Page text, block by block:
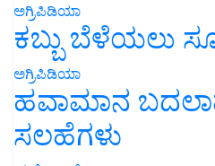
ಅಗ್ರಿಪಿಡಿಯಾ
ಕಬ್ಬು ಬೆಳೆಯಲು
ಅಗ್ರಿಪಿಡಿಯಾ
ಹವಾಮಾನ
ಸಲಹೆಗಳು